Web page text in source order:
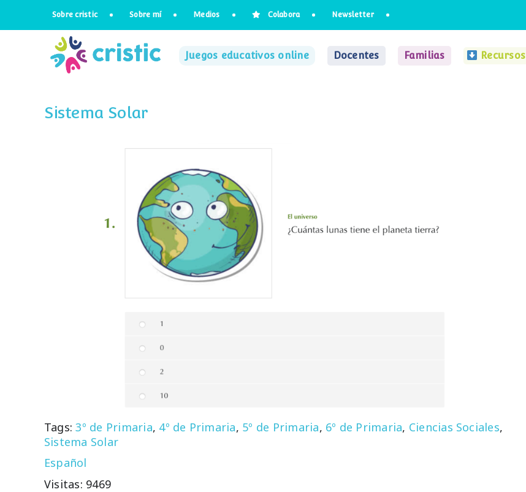
Sobre cristic Sobre mí Medios Colabora Newsletter
Juegos educativos online Docentes Familias Recursos
Sistema Solar
Tags:3º de Primaria, 4º de Primaria, 5º de Primaria, 6º de Primaria, Ciencias Sociales,
Sistema Solar
Español
Visitas: 9469